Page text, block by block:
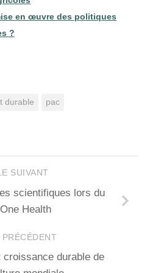
en œuvre des politiques
?
durable pac
SUIVANT
scientifiques lors du
Health
croissance durable de